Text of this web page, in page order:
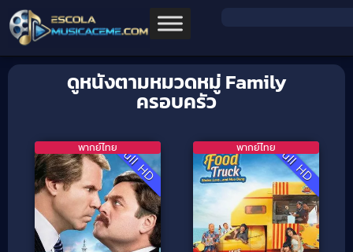
ดูหนังตามหมวดหมู่ Family
ครอบครัว
Full HD
พากย์ไทย Full HD
พากย์ไทย